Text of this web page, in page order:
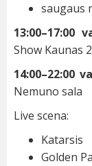
saugaus
13:00–17:00
Show Kaunas
14:00–22:00
Nemuno sala
Live scena:
Katarsis
Golden